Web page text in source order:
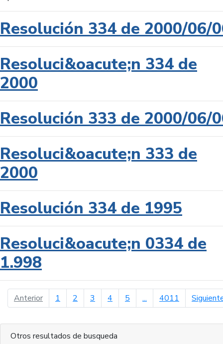
Resolución 334 de 2000/06/
Resoluci&oacute;n 334 de
2000
Resolución 333 de 2000/06/
Resoluci&oacute;n 333 de
2000
Resolución 334 de 1995
Resoluci&oacute;n 0334 de
1.998
Anteriorpágina anterior
1 2 3 4 5 ... 4011
Otros resultados de busqueda